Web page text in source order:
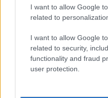
I want to allow Google
related to
I want to allow Google
related to security,
functionality and fraud
user protection.
Házon kívül
2025. augusztus 18. 6:00
Lakossági vita a
terve körül – a Viking